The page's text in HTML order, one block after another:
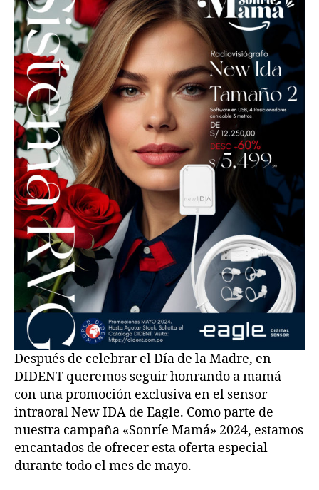
Después de celebrar el Día de la Madre, en
DIDENT queremos seguir honrando a mamá
con una promoción exclusiva en el sensor
intraoral New IDA de Eagle. Como parte de
nuestra campaña «Sonríe Mamá» 2024, estamos
encantados de ofrecer esta oferta especial
durante todo el mes de mayo.